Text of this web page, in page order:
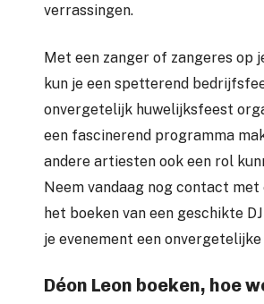
verrassingen.
Met een zanger of zangeres op
kun je een spetterend
onvergetelijk huwelijksfeest
een fascinerend programma
andere artiesten ook een rol
Neem vandaag nog contact met
het boeken van een geschikte
je evenement een
Déon Leon boeken, hoe